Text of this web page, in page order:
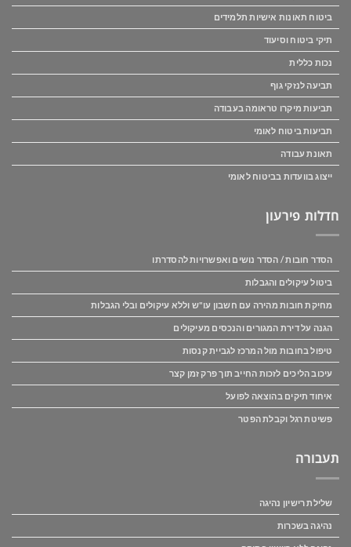
ביטוח תאונות אישיות תלמידים
תיקי ביטוח וסיעוד
נכות כללית
תביעה לנזקי גוף
תביעות מיקרו טראומה בעבודה
תביעות ביטוח לאומי
תאונת עבודה
ייצוג בוועדות בביטוח לאומי
חדלות פירעון
הסדר חובות / הסדר נושים ואפשרויות להסדרתו
ביטול עיקולים והגבלות
מחיקת חובות מהירה עם חשבון עו"ש וללא עיקולים ובלי הגבלות
הגנה על דירת המגורים והנכסים מעיקולים
טיפול בחובות מול המרכז לגביית קנסות
עיכוב הליכים לזכות החייב תוך פרק זמן קצר
איחוד תיקים בהוצאה לפועל
פשיטת רגל וקבלת הפטר
תעבורה
שלילת רישיון נהיגה
נהיגה בשכרות